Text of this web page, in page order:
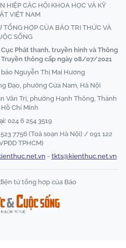
HIỆP CÁC HỘI KHOA HỌC VÀ KỸ
VIỆT NAM
HỢP CỦA BÁO TRI THỨC VÀ
SỐNG
Phát thanh, truyền hình và Thông
thông cấp ngày 08/07/2021
báo Nguyễn Thị Mai Hương
Đạo, phường Cửa Nam, Hà Nội
Văn Trị, phường Hạnh Thông, Thành
Chí Minh
024 6 254 3519
7756 (Toà soạn Hà Nội) / 091 122
TPHCM)
- tkts@kienthuc.net.vn
tử tổng hợp của Báo